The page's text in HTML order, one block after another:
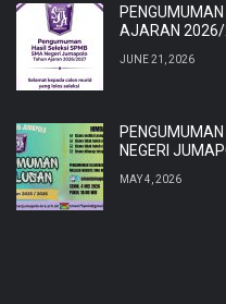
AJARAN 2026/
JUNE 21, 2026
NEGERI
MAY 4, 2026